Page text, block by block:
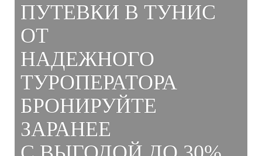
ПУТЕВКИ В ТУНИС
ОТ
НАДЕЖНОГО
ТУРОПЕРАТОРА
БРОНИРУЙТЕ
ЗАРАНЕЕ